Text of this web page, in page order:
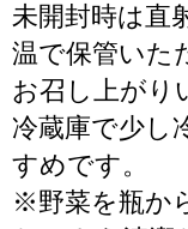
未開封時は直
温で保管いた
お召し上がり
冷蔵庫で少し
すめです。
※野菜を瓶か